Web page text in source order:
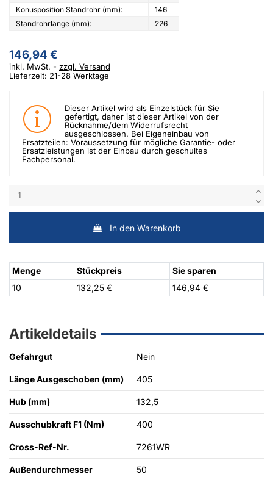
Konusposition Standrohr (mm):
146
Standrohrlänge (mm):
226
146,94 €
inkl. MwSt.
zzgl. Versand
Lieferzeit: 21-28 Werktage
Dieser Artikel wird als Einzelstück für Sie
gefertigt, daher ist dieser Artikel von der
Rücknahme/dem Widerrufsrecht
ausgeschlossen. Bei Eigeneinbau von
Ersatzteilen: Voraussetzung für mögliche Garantie- oder
Ersatzleistungen ist der Einbau durch geschultes
Fachpersonal.
In den Warenkorb
Menge Stückpreis
Sie sparen
10
132,25 € 146,94 €
Artikeldetails
Gefahrgut Nein
Länge Ausgeschoben (mm) 405
Hub (mm) 132,5
Ausschubkraft F1 (Nm) 400
Cross-Ref-Nr. 7261WR
Außendurchmesser
50